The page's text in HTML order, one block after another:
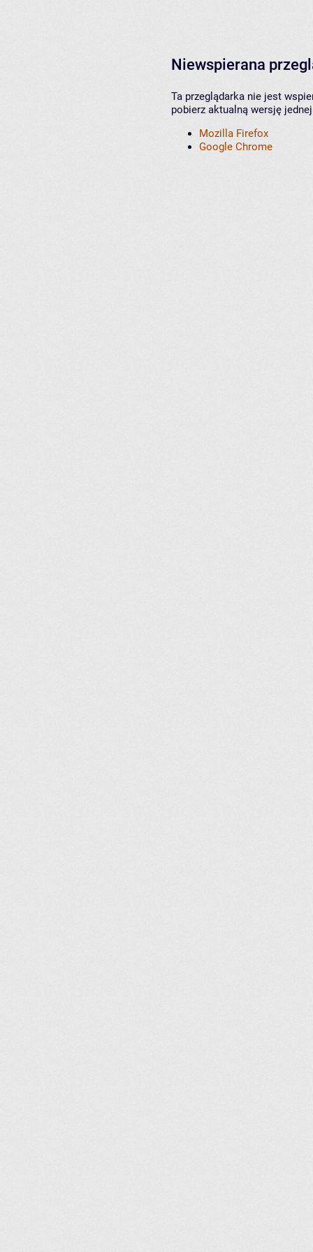
Niewspierana
Ta przeglądarka nie jest
pobierz aktualną wersję
Mozilla Firefox
Google Chrome